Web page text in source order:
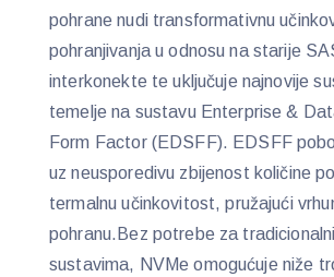
pohrane nudi transformativnu
pohranjivanja u odnosu na starije
interkonekte te uključuje najnovije
temelje na sustavu Enterprise &
Form Factor (EDSFF). EDSFF
uz neusporedivu zbijenost količine
termalnu učinkovitost, pružajući
pohranu.Bez potrebe za
sustavima, NVMe omogućuje niže